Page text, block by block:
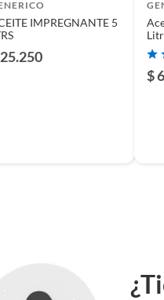
aceite
IMPREGNANTE 5
$